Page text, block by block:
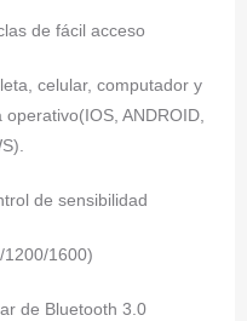
de fácil acceso
celular, computador y
ANDROID,
de sensibilidad
1200/1600)
de Bluetooth 3.0